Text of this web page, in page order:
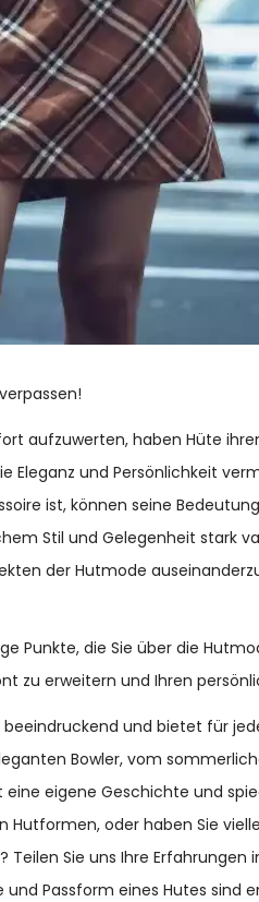
aufzuwerten, haben Hüte
Eleganz und Persönlichkeit
ist, können seine
Stil und Gelegenheit stark
der Hutmode
Punkte, die Sie über die
zu erweitern und Ihren
und bietet für
Bowler, vom
eigene Geschichte und
Hutformen, oder haben Sie
Sie uns Ihre
und Passform eines Hutes sind